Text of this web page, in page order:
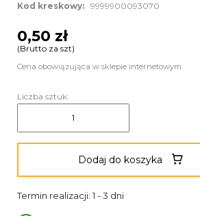
Kod kreskowy: 9999900093070
0,50 zł
(Brutto za szt)
Cena obowiązująca w sklepie internetowym.
Liczba sztuk:
Dodaj do koszyka
Termin realizacji: 1 - 3 dni